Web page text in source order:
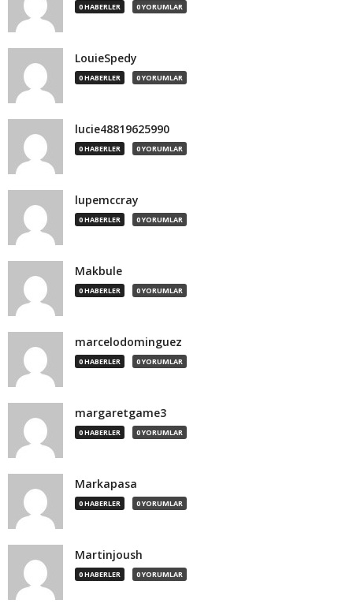
0 HABERLER 0 YORUMLAR
LouieSpedy
0 HABERLER 0 YORUMLAR
lucie48819625990
0 HABERLER 0 YORUMLAR
lupemccray
0 HABERLER 0 YORUMLAR
Makbule
0 HABERLER 0 YORUMLAR
marcelodominguez
0 HABERLER 0 YORUMLAR
margaretgame3
0 HABERLER 0 YORUMLAR
Markapasa
0 HABERLER 0 YORUMLAR
Martinjoush
0 HABERLER 0 YORUMLAR